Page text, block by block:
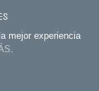
mejor experiencia
.